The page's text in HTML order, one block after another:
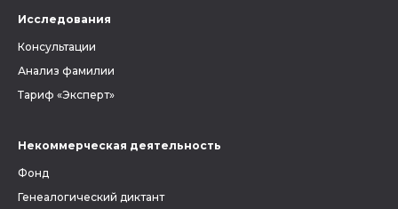
Исследования
Консультации
Анализ фамилии
Тариф «Эксперт»
Некоммерческая деятельность
Фонд
Генеалогический диктант